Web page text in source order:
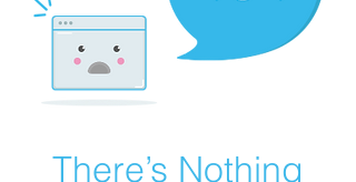
There’s Nothing